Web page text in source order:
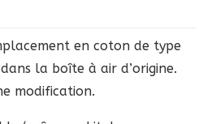
en coton de type
la boîte à air d’origine.
modification.